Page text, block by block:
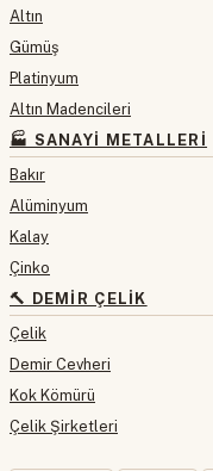
Altın
Gümüş
Platinyum
Altın Madencileri
🏭 SANAYI METALLERI
Bakır
Alüminyum
Kalay
Çinko
🔨 DEMIR ÇELIK
Çelik
Demir Cevheri
Kok Kömürü
Çelik Şirketleri